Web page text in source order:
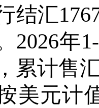
结汇
2026年
累计售
美元计